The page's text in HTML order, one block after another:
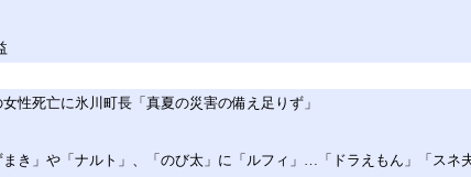
性死亡に氷川町長「真夏の災害の備え足りず」
き」や「ナルト」、「のび太」に「ルフィ」…「ドラえもん」「スネ